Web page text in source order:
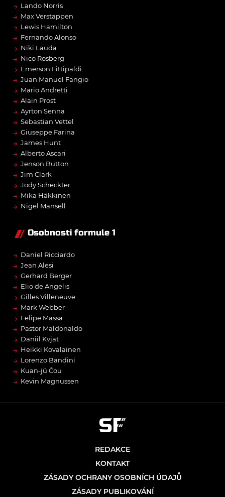
→ Lando Norris
→ Max Verstappen
→ Lewis Hamilton
→ Fernando Alonso
→ Niki Lauda
→ Nico Rosberg
→ Emerson Fittipaldi
→ Juan Manuel Fangio
→ Mario Andretti
→ Alain Prost
→ Ayrton Senna
→ Sebastian Vettel
→ Giuseppe Farina
→ James Hunt
→ Alberto Ascari
→ Jenson Button
→ Jim Clark
→ Jody Scheckter
→ Mika Häkkinen
→ Nigel Mansell
Osobnosti formule 1
→ Daniel Ricciardo
→ Jean Alesi
→ Gerhard Berger
→ Elio de Angelis
→ Gilles Villeneuve
→ Mark Webber
→ Felipe Massa
→ Pastor Maldonaldo
→ Daniil Kvjat
→ Heikki Kovalainen
→ Lorenzo Bandini
→ Kuan-jü Čou
→ Kevin Magnussen
REDAKCE
KONTAKT
ZÁSADY OCHRANY OSOBNÍCH ÚDAJŮ
ZÁSADY PUBLIKOVÁNÍ